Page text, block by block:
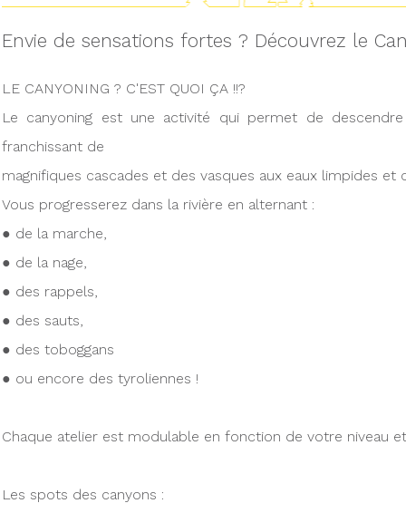
Envie de sensations fortes ? Découvrez le
LE CANYONING ? C'EST QUOI ÇA !!?
Le canyoning est une activité qui permet de
franchissant de
magnifiques cascades et des vasques aux eaux limpides et
Vous progresserez dans la rivière en alternant :
● de la marche,
● de la nage,
● des rappels,
● des sauts,
● des toboggans
● ou encore des tyroliennes !
Chaque atelier est modulable en fonction de votre niveau
Les spots des canyons :